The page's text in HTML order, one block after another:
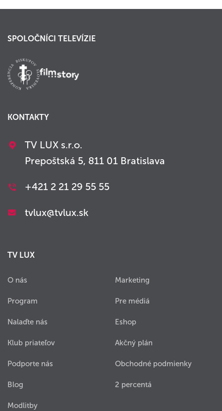
SPOLOČNÍCI TELEVÍZIE
KONTAKTY
TV LUX s.r.o.
Prepoštská 5, 811 01 Bratislava
+421 2 21 29 55 55
tvlux@tvlux.sk
TV LUX
O nás
Program
Nalaďte nás
Klub priateľov
Podporte nás
Blog
Modlitby
Marketing
Pre médiá
Eshop
Akčný plán
Obchodné podmienky
2 percentá